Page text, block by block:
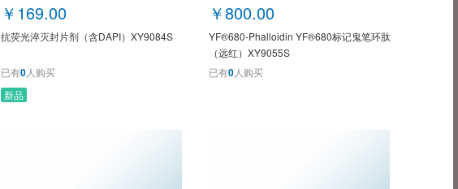
￥169.00
抗荧光淬灭封片剂（含DAPI）XY9084S
已有0人购买
新品
￥800.00
YF®680-Phalloidin YF®680标记鬼笔环肽
（远红）XY9055S
已有0人购买